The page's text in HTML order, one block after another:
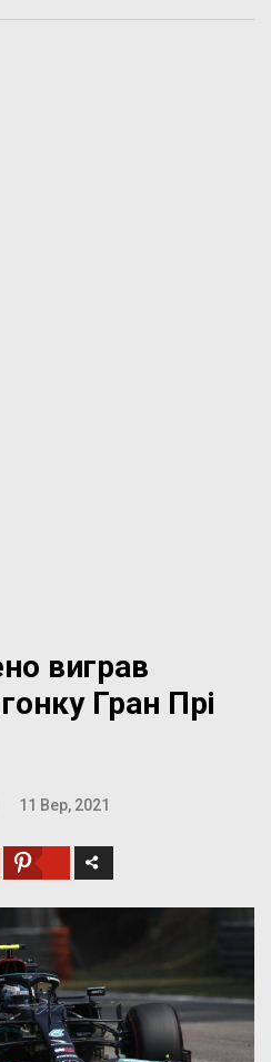
виграв
Гран Прі
11 Вер, 2021